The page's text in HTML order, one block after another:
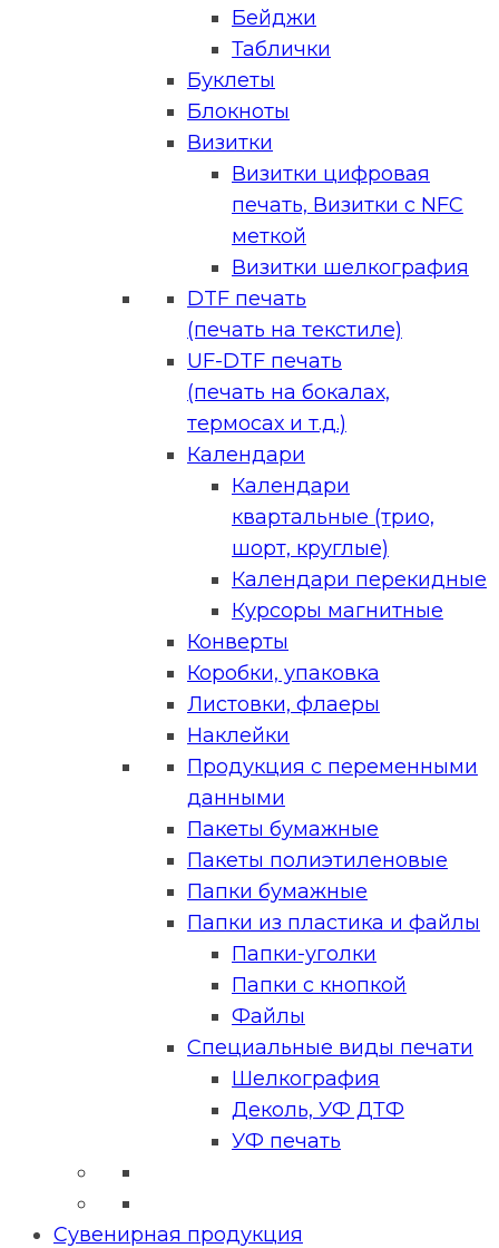
Бейджи
Таблички
Буклеты
Блокноты
Визитки
Визитки цифровая
печать, Визитки с NFC
меткой
Визитки шелкография
DTF печать
(печать на текстиле)
UF-DTF печать
(печать на бокалах,
термосах и т.д.)
Календари
Календари
квартальные (трио,
шорт, круглые)
Календари перекидные
Курсоры магнитные
Конверты
Коробки, упаковка
Листовки, флаеры
Наклейки
Продукция с переменными
данными
Пакеты бумажные
Пакеты полиэтиленовые
Папки бумажные
Папки из пластика и файлы
Папки-уголки
Папки с кнопкой
Файлы
Специальные виды печати
Шелкография
Деколь, УФ ДТФ
УФ печать
Сувенирная продукция